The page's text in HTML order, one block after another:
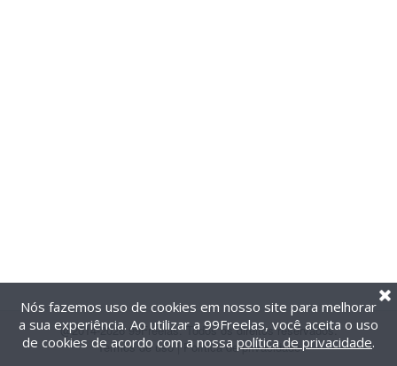
@2014-2026 99Freelas. Todos os direitos reservados.
Termos de uso| Política de privacidade
Nós fazemos uso de cookies em nosso site para melhorar
a sua experiência. Ao utilizar a 99Freelas, você aceita o uso
de cookies de acordo com a nossa política de privacidade.